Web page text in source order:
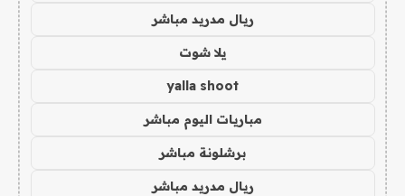
ريال مدريد مباشر
يلا شوت
yalla shoot
مباريات اليوم مباشر
برشلونة مباشر
ريال مدريد مباشر